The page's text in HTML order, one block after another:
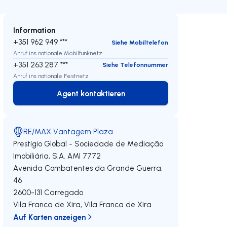
Information
+351 962 949 ***
Siehe Mobiltelefon
Anruf ins nationale Mobilfunknetz
+351 263 287 ***
Siehe Telefonnummer
Anruf ins nationale Festnetz
Agent kontaktieren
Agent kontaktieren
RE/MAX Vantagem Plaza
Prestígio Global - Sociedade de Mediação
Imobiliária, S.A. AMI 7772
Avenida Combatentes da Grande Guerra,
46
2600-131 Carregado
Vila Franca de Xira,Vila Franca de Xira
Auf Karten anzeigen